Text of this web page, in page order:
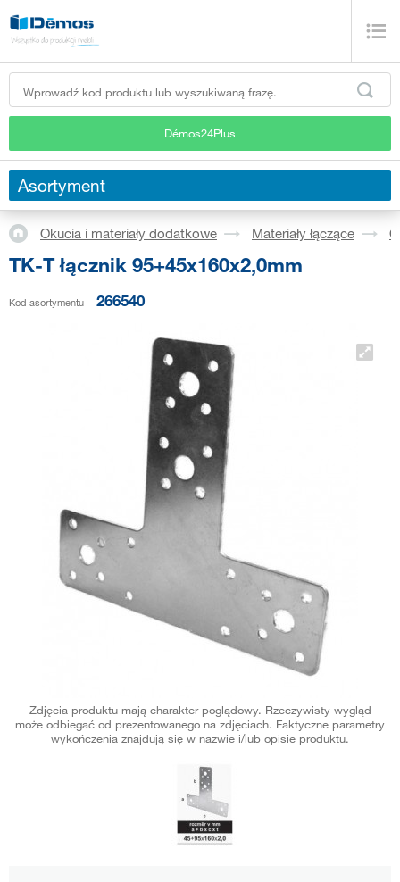
Démos24Plus
Asortyment
Okucia i materiały dodatkowe Materiały łączące
TK-T łącznik 95+45x160x2,0mm
Kod asortymentu 266540
Zdjęcia produktu mają charakter poglądowy. Rzeczywisty wygląd
może odbiegać od prezentowanego na zdjęciach. Faktyczne parametry
wykończenia znajdują się w nazwie i/lub opisie produktu.